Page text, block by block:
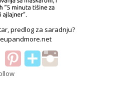
predlog za saradnju?